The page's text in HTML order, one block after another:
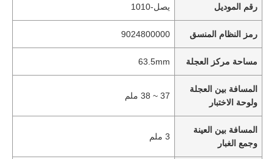
رقم الموديل يصل-1010
رمز النظام المنسق 9024800000
مساحة مركز العجلة 63.5mm
المسافة بين العجلة
ولوحة الاختبار
37 ~ 38 ملم
المسافة بين العينة
وجمع الغبار
3 ملم